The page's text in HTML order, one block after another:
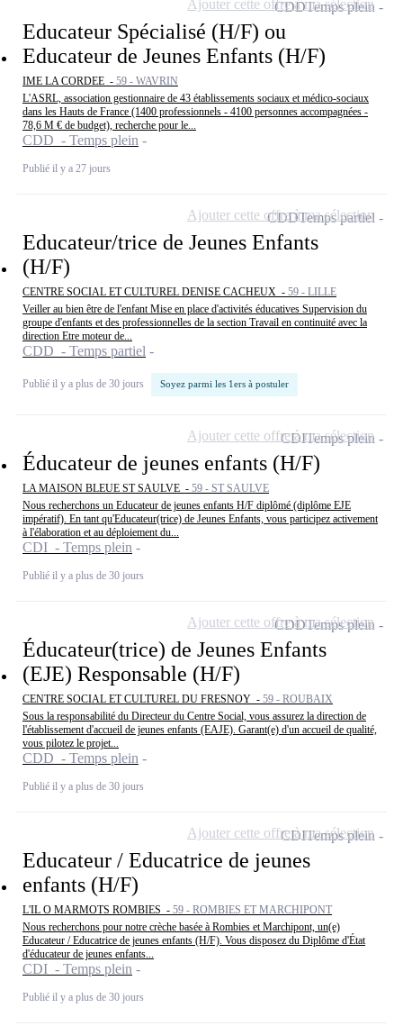
Educateur Spécialisé (H/F) ou
Educateur de Jeunes Enfants (H/F)
IME LA CORDEE - 59 - WAVRIN
L'ASRL, association gestionnaire de 43 établissements sociaux et médico-sociaux
dans les Hauts de France (1400 professionnels - 4100 personnes accompagnées -
78,6 M € de budget), recherche pour le...
CDD - Temps plein
Publié il y a 27 jours
CDDTemps plein
Ajouter cette offre à ma sélection
Educateur/trice de Jeunes Enfants
(H/F)
CENTRE SOCIAL ET CULTUREL DENISE CACHEUX - 59 - LILLE
Veiller au bien être de l'enfant Mise en place d'activités éducatives Supervision du
groupe d'enfants et des professionnelles de la section Travail en continuité avec la
direction Etre moteur de...
CDD - Temps partiel
Publié il y a plus de 30 jours Soyez parmi les 1ers à postuler
CDDTemps partiel
Ajouter cette offre à ma sélection
Éducateur de jeunes enfants (H/F)
LA MAISON BLEUE ST SAULVE - 59 - ST SAULVE
Nous recherchons un Educateur de jeunes enfants H/F diplômé (diplôme EJE
impératif). En tant qu'Educateur(trice) de Jeunes Enfants, vous participez activement
à l'élaboration et au déploiement du...
CDI - Temps plein
Publié il y a plus de 30 jours
CDITemps plein
Ajouter cette offre à ma sélection
Éducateur(trice) de Jeunes Enfants
(EJE) Responsable (H/F)
CENTRE SOCIAL ET CULTUREL DU FRESNOY - 59 - ROUBAIX
Sous la responsabilité du Directeur du Centre Social, vous assurez la direction de
l'établissement d'accueil de jeunes enfants (EAJE). Garant(e) d'un accueil de qualité,
vous pilotez le projet...
CDD - Temps plein
Publié il y a plus de 30 jours
CDDTemps plein
Ajouter cette offre à ma sélection
Educateur / Educatrice de jeunes
enfants (H/F)
L'IL O MARMOTS ROMBIES - 59 - ROMBIES ET MARCHIPONT
Nous recherchons pour notre crèche basée à Rombies et Marchipont, un(e)
Educateur / Educatrice de jeunes enfants (H/F). Vous disposez du Diplôme d'État
d'éducateur de jeunes enfants...
CDI - Temps plein
Publié il y a plus de 30 jours
CDITemps plein
Ajouter cette offre à ma sélection